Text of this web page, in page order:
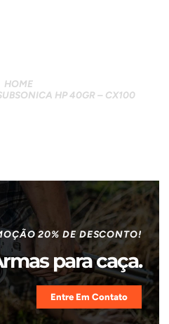
HOME
HP 40GR – CX100
20% DE DESCONTO!
para caça.
Entre Em Contato